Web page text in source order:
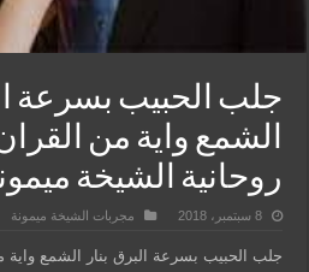
جلب الحبيب بسرعة
الشمع واية من
روحانية الشيخة ميمونة
8 سبتمبر، 2018 مجربات الشيخة ميمونة
جلب الحبيب بسرعة البرق بنار الشمع